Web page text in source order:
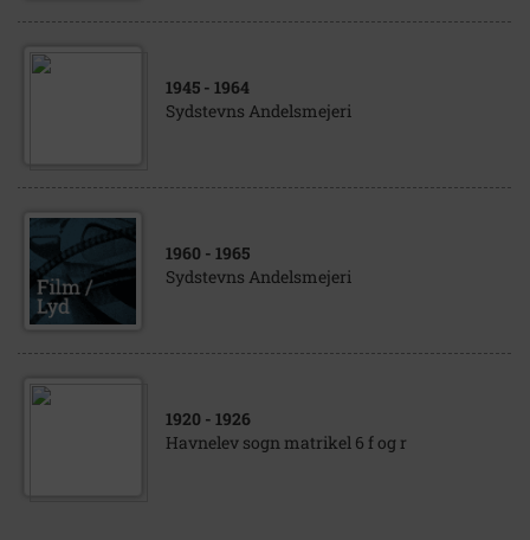
1945 - 1964
Sydstevns Andelsmejeri
1960 - 1965
Sydstevns Andelsmejeri
1920 - 1926
Havnelev sogn matrikel 6 f og r